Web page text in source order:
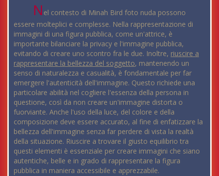
N el contesto di Minah Bird foto nuda possono
essere molteplici e complesse. Nella rappresentazione di
immagini di una figura pubblica, come un'attrice, è
importante bilanciare la privacy e l'immagine pubblica,
evitando di creare uno scontro fra le due. Inoltre, riuscire a
rappresentare la bellezza del soggetto, mantenendo un
senso di naturalezza e casualità, è fondamentale per far
emergere l'autenticità dell'immagine. Questo richiede una
particolare abilità nel cogliere l'essenza della persona in
questione, così da non creare un'immagine distorta o
fuorviante. Anche l'uso della luce, del colore e della
composizione deve essere accurato, al fine di enfatizzare la
bellezza dell'immagine senza far perdere di vista la realtà
della situazione. Riuscire a trovare il giusto equilibrio tra
questi elementi è essenziale per creare immagini che siano
autentiche, belle e in grado di rappresentare la figura
pubblica in maniera accessibile e apprezzabile.